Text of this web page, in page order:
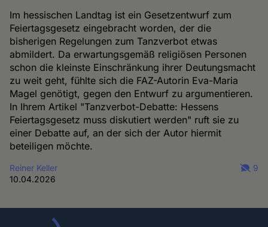
Im hessischen Landtag ist ein Gesetzentwurf zum
Feiertagsgesetz eingebracht worden, der die
bisherigen Regelungen zum Tanzverbot etwas
abmildert. Da erwartungsgemäß religiösen Personen
schon die kleinste Einschränkung ihrer Deutungsmacht
zu weit geht, fühlte sich die FAZ-Autorin Eva-Maria
Magel genötigt, gegen den Entwurf zu argumentieren.
In Ihrem Artikel "Tanzverbot-Debatte: Hessens
Feiertagsgesetz muss diskutiert werden" ruft sie zu
einer Debatte auf, an der sich der Autor hiermit
beteiligen möchte.
Reiner Keller
10.04.2026
9